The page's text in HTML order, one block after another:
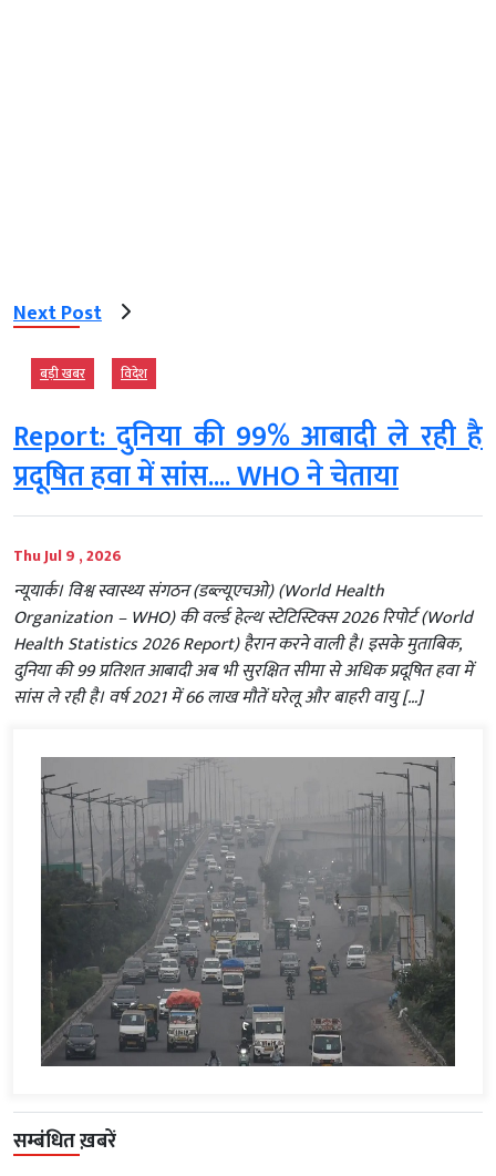
Next Post
बड़ी खबर विदेश
Report: दुनिया की 99% आबादी ले रही है
प्रदूषित हवा में सांस.... WHO ने चेताया
Thu Jul 9 , 2026
न्यूयार्क। विश्व स्वास्थ्य संगठन (डब्ल्यूएचओ) (World Health
Organization – WHO) की वर्ल्ड हेल्थ स्टेटिस्टिक्स 2026 रिपोर्ट (World
Health Statistics 2026 Report) हैरान करने वाली है। इसके मुताबिक,
दुनिया की 99 प्रतिशत आबादी अब भी सुरक्षित सीमा से अधिक प्रदूषित हवा में
सांस ले रही है। वर्ष 2021 में 66 लाख मौतें घरेलू और बाहरी वायु […]
सम्बंधित ख़बरें